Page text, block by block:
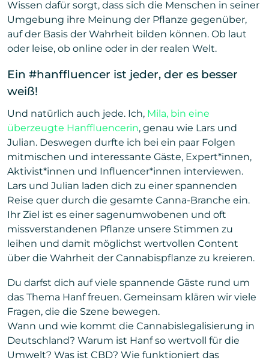
Wissen dafür sorgt, dass sich die Menschen in seiner
Umgebung ihre Meinung der Pflanze gegenüber,
auf der Basis der Wahrheit bilden können. Ob laut
oder leise, ob online oder in der realen Welt.
Ein #hanffluencer ist jeder, der es besser
weiß!
Und natürlich auch jede. Ich, Mila, bin eine
überzeugte Hanffluencerin, genau wie Lars und
Julian. Deswegen durfte ich bei ein paar Folgen
mitmischen und interessante Gäste, Expert*innen,
Aktivist*innen und Influencer*innen interviewen.
Lars und Julian laden dich zu einer spannenden
Reise quer durch die gesamte Canna-Branche ein.
Ihr Ziel ist es einer sagenumwobenen und oft
missverstandenen Pflanze unsere Stimmen zu
leihen und damit möglichst wertvollen Content
über die Wahrheit der Cannabispflanze zu kreieren.
Du darfst dich auf viele spannende Gäste rund um
das Thema Hanf freuen. Gemeinsam klären wir viele
Fragen, die die Szene bewegen.
Wann und wie kommt die Cannabislegalisierung in
Deutschland? Warum ist Hanf so wertvoll für die
Umwelt? Was ist CBD? Wie funktioniert das